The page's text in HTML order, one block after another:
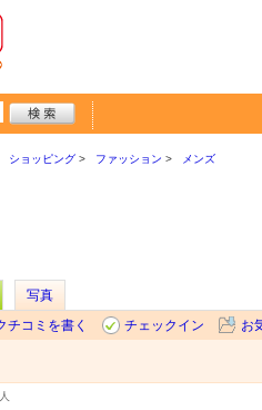
ショッピング ファッション メンズ
写真
チコミを書く
チェックイン お